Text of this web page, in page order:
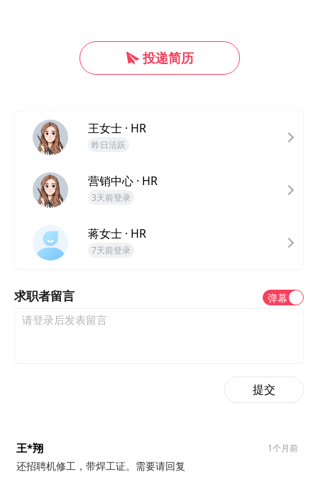
投递简历
王女士 · HR
昨日活跃
营销中心 · HR
3天前登录
蒋女士 · HR
7天前登录
求职者留言 弹幕
提交
王*翔
还招聘机修工，带焊工证。需要请回复
1个月前